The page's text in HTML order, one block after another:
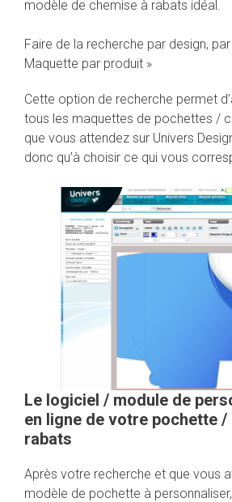
modèle de chemise à rabats idéal.
Faire de la recherche par design,
Maquette par produit »
Cette option de recherche permet
tous les maquettes de pochettes /
que vous attendez sur Univers
donc qu’à choisir ce qui vous
Le logiciel / module de
en ligne de votre pochette /
rabats
Après votre recherche et que vous
modèle de pochette à